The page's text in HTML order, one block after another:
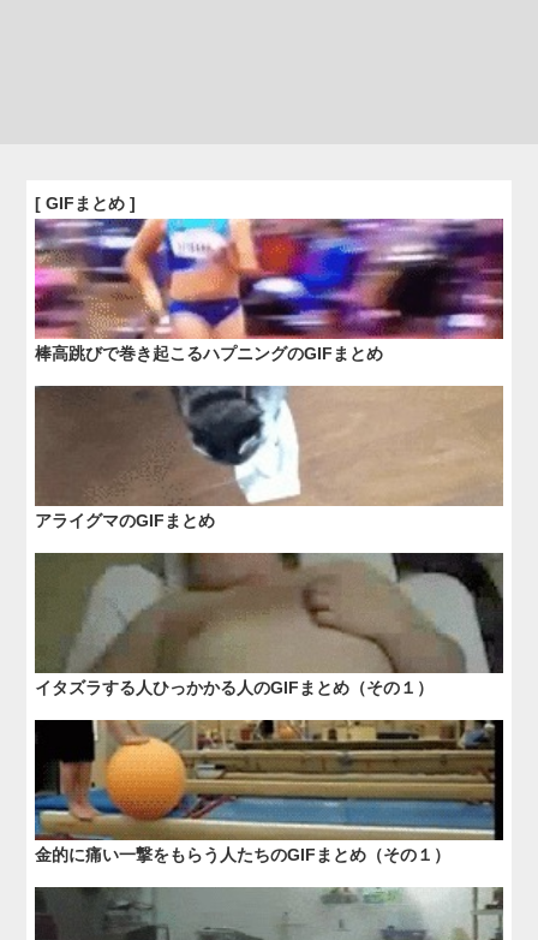
[ GIFまとめ ]
棒高跳びで巻き起こるハプニングのGIFまとめ
アライグマのGIFまとめ
イタズラする人ひっかかる人のGIFまとめ（その１）
金的に痛い一撃をもらう人たちのGIFまとめ（その１）